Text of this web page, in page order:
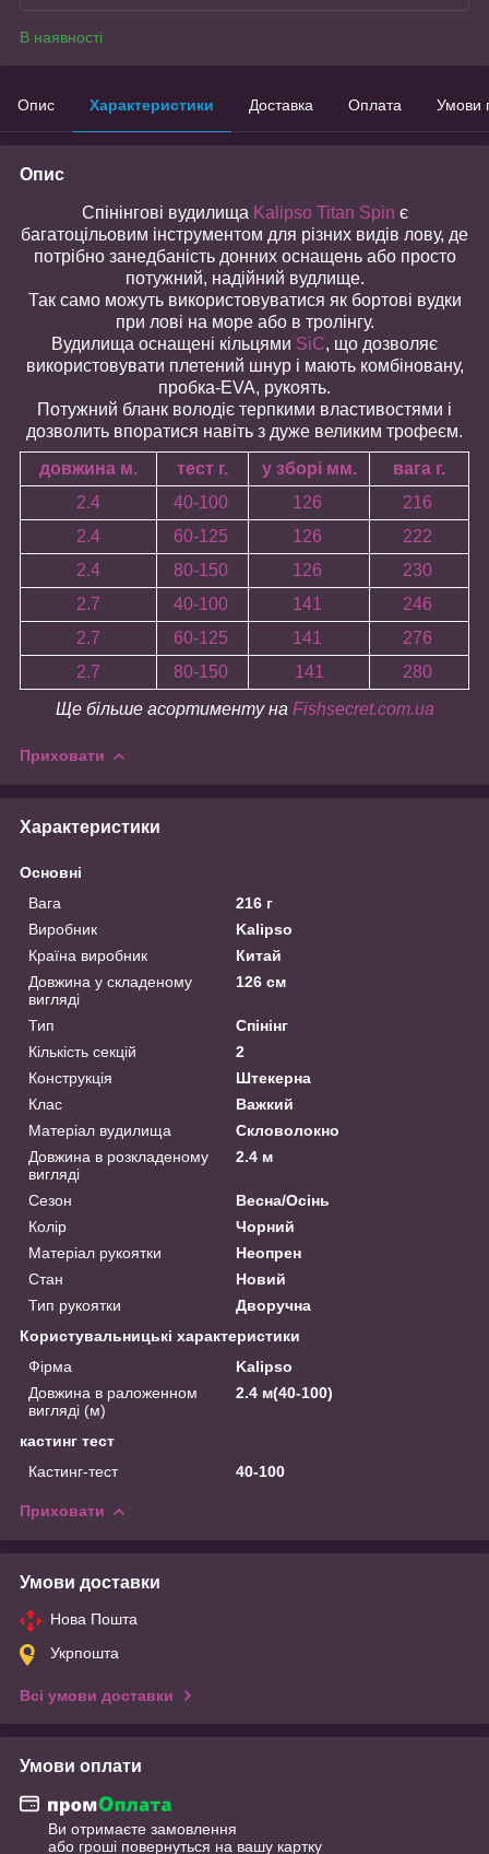
В наявності
Опис Характеристики Доставка Оплата Умови
Опис
Спінінгові вудилища Kalipso Titan Spin є
багатоцільовим інструментом для різних видів лову, де
потрібно занедбаність донних оснащень або просто
потужний, надійний вудлище.
Так само можуть використовуватися як бортові вудки
при лові на море або в тролінгу.
Вудилища оснащені кільцями SiC, що дозволяє
використовувати плетений шнур і мають комбіновану,
пробка-EVA, рукоять.
Потужний бланк володіє терпкими властивостями і
дозволить впоратися навіть з дуже великим трофеєм.
довжина м.
тест г. у зборі мм.
вага г.
2.4
40-100 126
216
2.4
60-125 126
222
2.4
80-150 126
230
2.7
40-100 141
246
2.7
60-125 141
276
2.7
80-150 141
280
Ще більше асортименту на Fishsecret.com.ua
Приховати
Характеристики
Основні
Вага
216 г
Виробник
Kalipso
Країна виробник
Китай
Довжина у складеному
вигляді
126 см
Тип
Спінінг
Кількість секцій
2
Конструкція
Штекерна
Клас
Важкий
Матеріал вудилища
Скловолокно
Довжина в розкладеному
вигляді
2.4 м
Сезон
Весна/Осінь
Колір
Чорний
Матеріал рукоятки
Неопрен
Стан
Новий
Тип рукоятки
Дворучна
Користувальницькі характеристики
Фірма
Kalipso
Довжина в раложенном
вигляді (м)
2.4 м(40-100)
кастинг тест
Кастинг-тест
40-100
Приховати
Умови доставки
Нова Пошта
Укрпошта
Всі умови доставки
Умови оплати
Ви отримаєте замовлення
або гроші повернуться на вашу картку